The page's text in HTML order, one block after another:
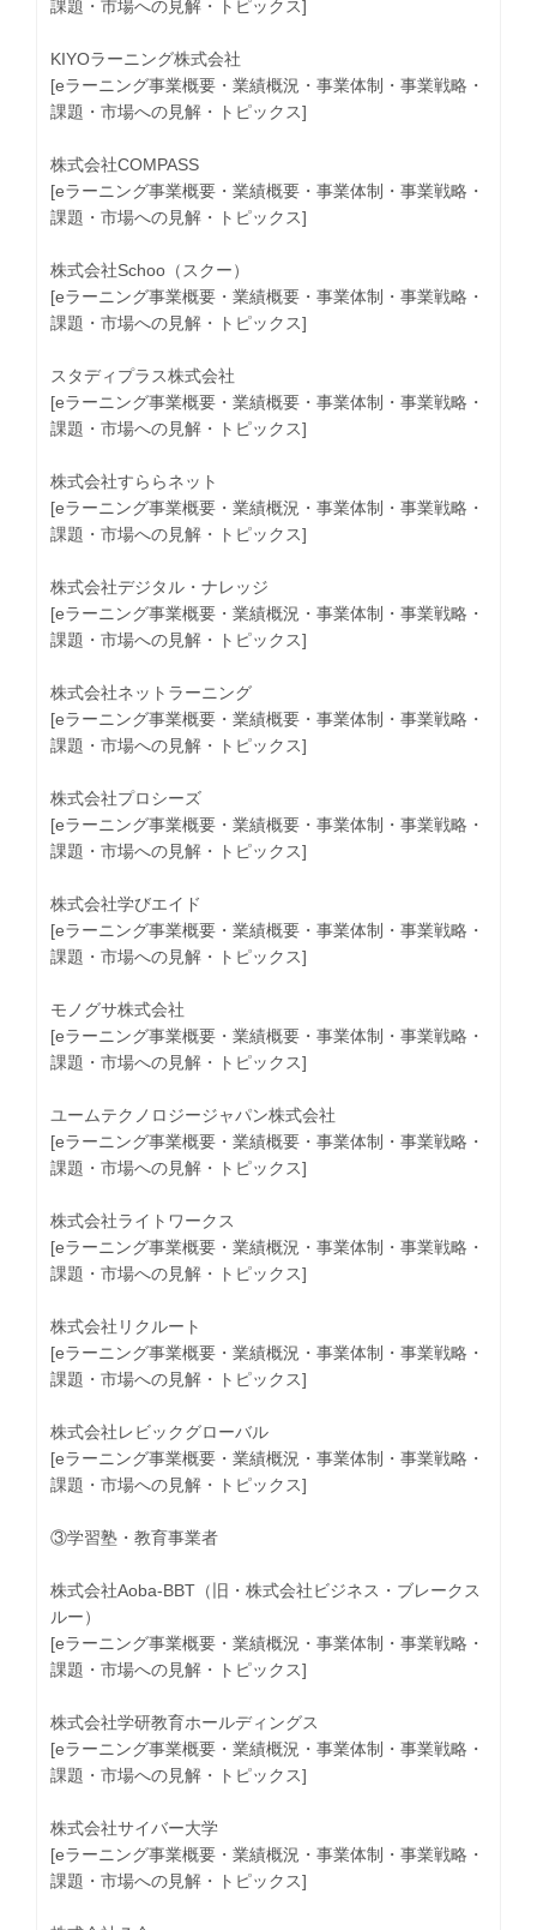
課題・市場への見解・トピックス]
KIYOラーニング株式会社
[eラーニング事業概要・業績概況・事業体制・事業戦略・
課題・市場への見解・トピックス]
株式会社COMPASS
[eラーニング事業概要・業績概要・事業体制・事業戦略・
課題・市場への見解・トピックス]
株式会社Schoo（スクー）
[eラーニング事業概要・業績概要・事業体制・事業戦略・
課題・市場への見解・トピックス]
スタディプラス株式会社
[eラーニング事業概要・業績概要・事業体制・事業戦略・
課題・市場への見解・トピックス]
株式会社すららネット
[eラーニング事業概要・業績概況・事業体制・事業戦略・
課題・市場への見解・トピックス]
株式会社デジタル・ナレッジ
[eラーニング事業概要・業績概況・事業体制・事業戦略・
課題・市場への見解・トピックス]
株式会社ネットラーニング
[eラーニング事業概要・業績概要・事業体制・事業戦略・
課題・市場への見解・トピックス]
株式会社プロシーズ
[eラーニング事業概要・業績概要・事業体制・事業戦略・
課題・市場への見解・トピックス]
株式会社学びエイド
[eラーニング事業概要・業績概要・事業体制・事業戦略・
課題・市場への見解・トピックス]
モノグサ株式会社
[eラーニング事業概要・業績概要・事業体制・事業戦略・
課題・市場への見解・トピックス]
ユームテクノロジージャパン株式会社
[eラーニング事業概要・業績概要・事業体制・事業戦略・
課題・市場への見解・トピックス]
株式会社ライトワークス
[eラーニング事業概要・業績概況・事業体制・事業戦略・
課題・市場への見解・トピックス]
株式会社リクルート
[eラーニング事業概要・業績概況・事業体制・事業戦略・
課題・市場への見解・トピックス]
株式会社レビックグローバル
[eラーニング事業概要・業績概況・事業体制・事業戦略・
課題・市場への見解・トピックス]
③学習塾・教育事業者
株式会社Aoba-BBT（旧・株式会社ビジネス・ブレークス
ルー）
[eラーニング事業概要・業績概況・事業体制・事業戦略・
課題・市場への見解・トピックス]
株式会社学研教育ホールディングス
[eラーニング事業概要・業績概況・事業体制・事業戦略・
課題・市場への見解・トピックス]
株式会社サイバー大学
[eラーニング事業概要・業績概況・事業体制・事業戦略・
課題・市場への見解・トピックス]